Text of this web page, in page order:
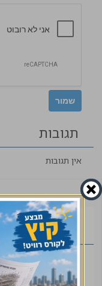
תגובות
אין תגובות
תכנים
05.08.2026
הפרויקט?